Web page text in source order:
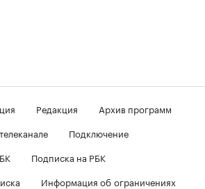
Редакция
Архив программ
Подключение
Подписка на РБК
Информация об ограничениях